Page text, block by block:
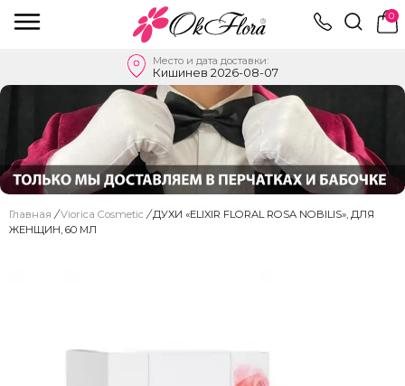
0
Место и дата доставки:
Кишинев 2026-08-07
Главная / Viorica Cosmetic / ДУХИ «ELIXIR FLORAL ROSA NOBILIS», ДЛЯ
ЖЕНЩИН, 60 МЛ